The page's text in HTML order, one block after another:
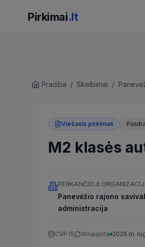
Pirkimai.lt
Pradžia / Skelbimai /
Viešasis pirkimas
M2 klasės
PERKANČIOJI
Panevėžio rajono
administracija
CVP IS Atnaujinta 2026 m.